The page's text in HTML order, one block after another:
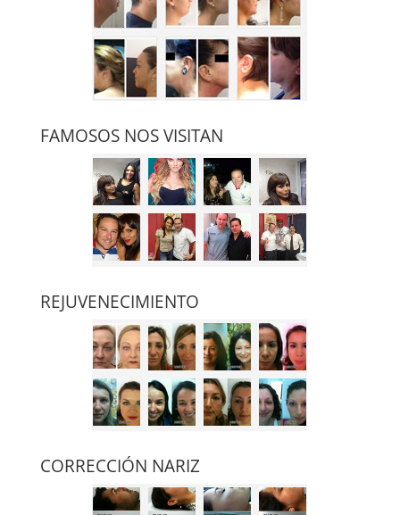
FAMOSOS NOS VISITAN
REJUVENECIMIENTO
CORRECCIÓN NARIZ